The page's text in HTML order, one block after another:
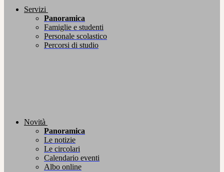
Servizi
Panoramica
Famiglie e studenti
Personale scolastico
Percorsi di studio
Novità
Panoramica
Le notizie
Le circolari
Calendario eventi
Albo online